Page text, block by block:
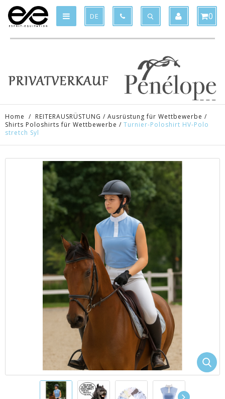
DE 0
Home / REITERAUSRÜSTUNG / Ausrüstung für Wettbewerbe /
Shirts Poloshirts für Wettbewerbe / Turnier-Poloshirt HV-Polo
stretch Syl
Product added to the cart x
Product deleted from the cart x